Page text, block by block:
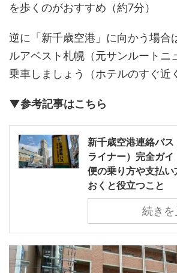
を歩くのがおすすめ（約7分）
逆に「新千歳空港」に向かう場合
ルアベスト札幌（元サンルートニ
乗車しましょう（ホテルのすぐ近
▼参考記事はこちら
新千歳空港連絡バス
ライナー）完全ガ
便の乗り方や支払い
おくと役立つこと
続きを